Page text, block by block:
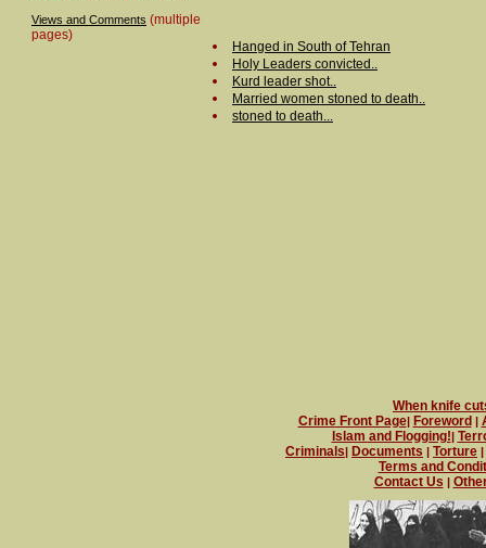
Views and Comments (multiple
pages)
Hanged in South of Tehran
Holy Leaders convicted..
Kurd leader shot..
Married women stoned to death..
stoned to death...
When knife
Crime Front Page| Foreword |
Islam and Flogging!|
Criminals| Documents | Torture |
Terms and
Contact Us |